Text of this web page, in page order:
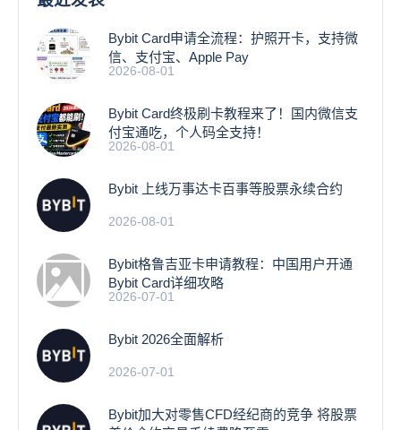
Bybit Card申请全流程：护照开卡，支持微
信、支付宝、Apple Pay
2026-08-01
Bybit Card终极刷卡教程来了！国内微信支
付宝通吃，个人码全支持！
2026-08-01
Bybit 上线万事达卡百事等股票永续合约
2026-08-01
Bybit格鲁吉亚卡申请教程：中国用户开通
Bybit Card详细攻略
2026-07-01
Bybit 2026全面解析
2026-07-01
Bybit加大对零售CFD经纪商的竞争 将股票